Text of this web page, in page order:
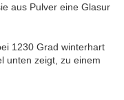
aus Pulver eine Glasur
1230 Grad winterhart
unten zeigt, zu einem